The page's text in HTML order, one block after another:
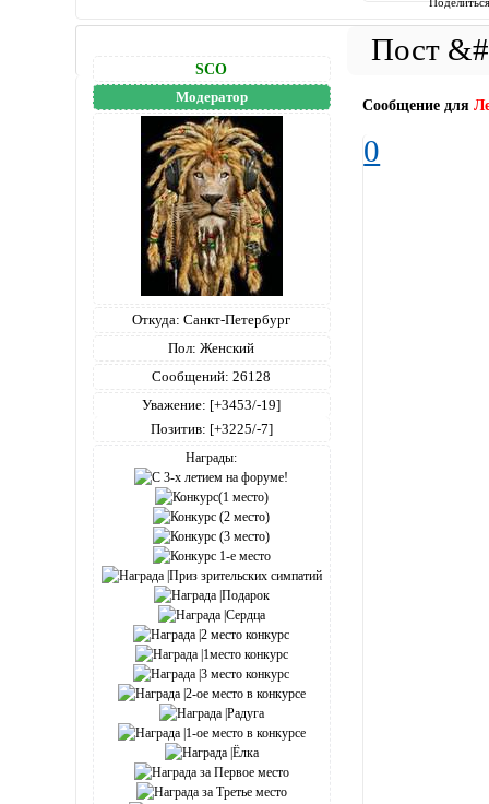
SCO
Модератор
Откуда: Санкт-Петербург
Пол: Женский
Сообщений: 26128
Уважение: [+3453/-19]
Позитив: [+3225/-7]
Награды:
Сообщение для
0